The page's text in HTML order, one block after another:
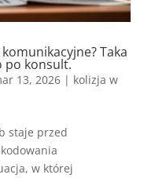
Taka
po konsult.
13, 2026| kolizja w
staje przed
w której